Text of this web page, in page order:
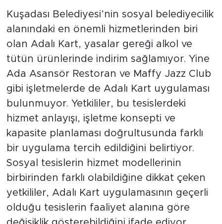
Kuşadası Belediyesi’nin sosyal belediyecilik
alanındaki en önemli hizmetlerinden biri
olan Adalı Kart, yasalar gereği alkol ve
tütün ürünlerinde indirim sağlamıyor. Yine
Ada Asansör Restoran ve Maffy Jazz Club
gibi işletmelerde de Adalı Kart uygulaması
bulunmuyor. Yetkililer, bu tesislerdeki
hizmet anlayışı, işletme konsepti ve
kapasite planlaması doğrultusunda farklı
bir uygulama tercih edildiğini belirtiyor.
Sosyal tesislerin hizmet modellerinin
birbirinden farklı olabildiğine dikkat çeken
yetkililer, Adalı Kart uygulamasının geçerli
olduğu tesislerin faaliyet alanına göre